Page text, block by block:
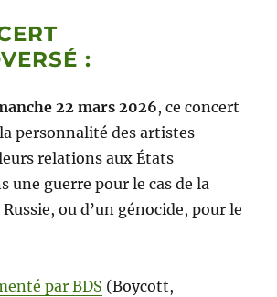
:
22 mars 2026, ce concert
personnalité des artistes
relations aux États
une guerre pour le cas de la
ou d’un génocide, pour le
par BDS (Boycott,